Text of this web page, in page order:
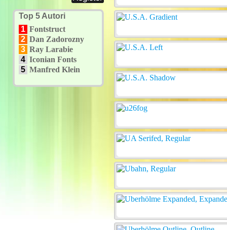
Top 5 Autori
1 Fontstruct
2 Dan Zadorozny
3 Ray Larabie
4 Iconian Fonts
5 Manfred Klein